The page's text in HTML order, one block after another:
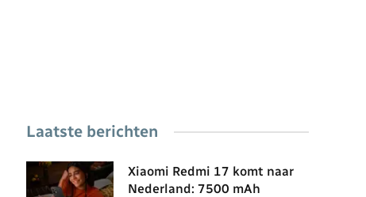
Laatste berichten
Xiaomi Redmi 17 komt naar
Nederland: 7500 mAh